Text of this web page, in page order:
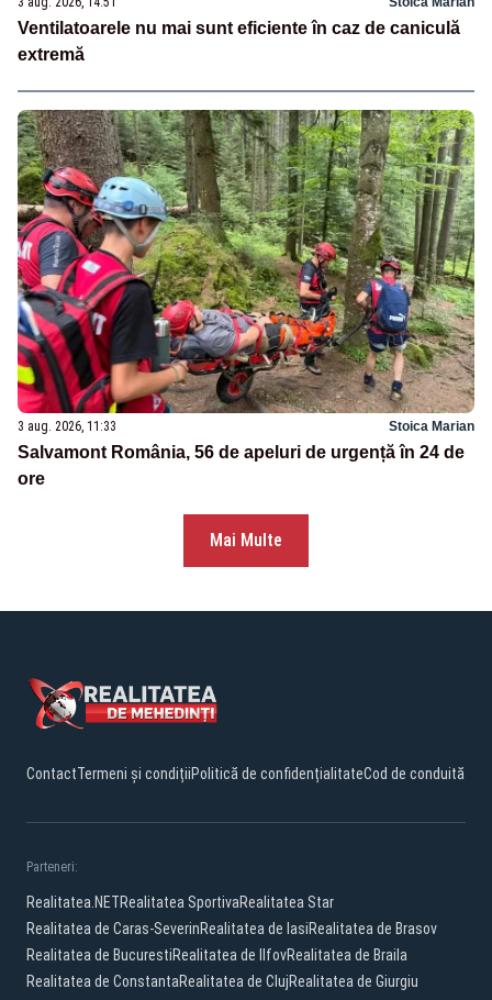
Ventilatoarele nu mai sunt eficiente în caz de caniculă
extremă
3 aug. 2026, 11:33 Stoica Marian
Salvamont România, 56 de apeluri de urgență în 24 de
ore
Mai Multe
ContactTermeni și condițiiPolitică de confidențialitateCod de conduită
Parteneri:
Realitatea.NETRealitatea SportivaRealitatea Star
Realitatea de Caras-SeverinRealitatea de IasiRealitatea de Brasov
Realitatea de BucurestiRealitatea de IlfovRealitatea de Braila
Realitatea de ConstantaRealitatea de ClujRealitatea de Giurgiu